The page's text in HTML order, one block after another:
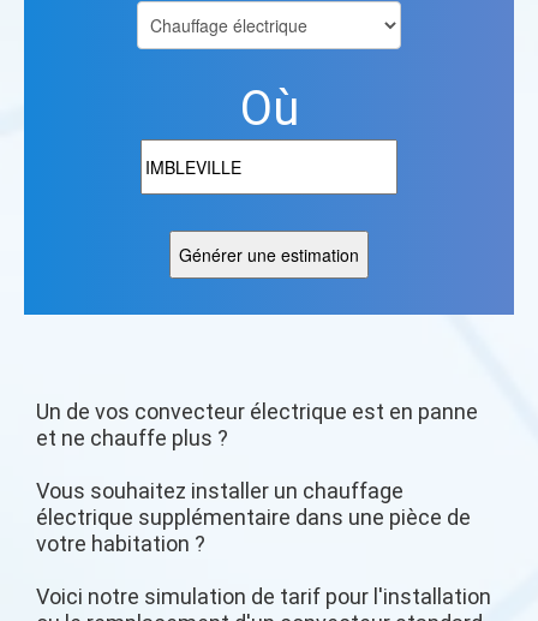
Où
Un de vos convecteur électrique est en panne
et ne chauffe plus ?
Vous souhaitez installer un chauffage
électrique supplémentaire dans une pièce de
votre habitation ?
Voici notre simulation de tarif pour l'installation